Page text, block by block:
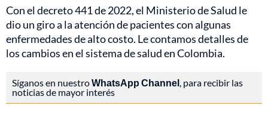
Con el decreto 441 de 2022, el Ministerio de Salud le
dio un giro a la atención de pacientes con algunas
enfermedades de alto costo. Le contamos detalles de
los cambios en el sistema de salud en Colombia.
Síganos en nuestroWhatsApp Channel , para recibir las
noticias de mayor interés